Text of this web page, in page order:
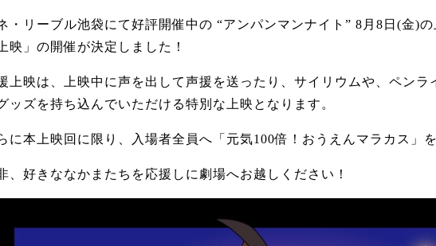
・リーブル池袋にて好評開催中の “アンパンマンナイト” 8月8日(金)
映」の開催が決定しました！
上映は、上映中に声を出して声援を送ったり、サイリウムや、ペンラ
ッズを持ち込んでいただける特別な上映となります。
に本上映回に限り、入場者全員へ「元気100倍！おうえんマラカス」
、好きななかまたちを応援しに劇場へお越しください！